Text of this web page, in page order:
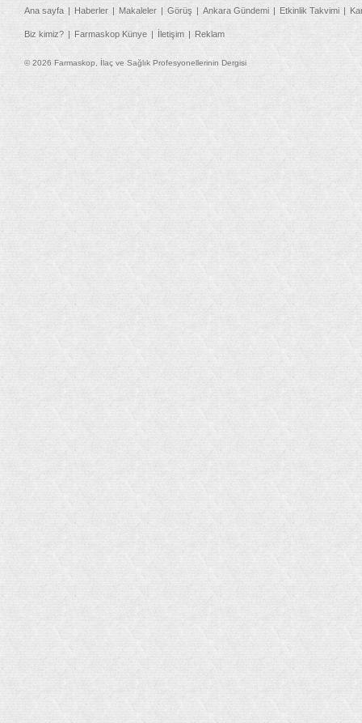
Ana sayfa Haberler Makaleler Görüş Ankara Gündemi Etkinlik Takvimi
Biz kimiz? Farmaskop Künye İletişim Reklam
© 2026 Farmaskop, İlaç ve Sağlık Profesyonellerinin Dergisi